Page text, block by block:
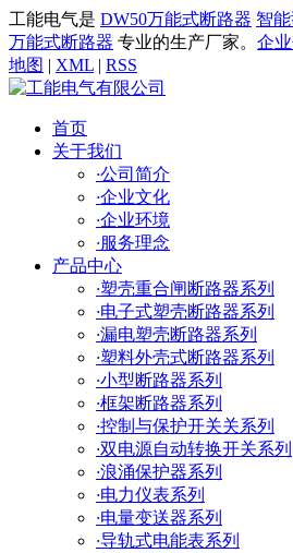
工能电气是 DW50万能式断路器 智
万能式断路器 专业的生产厂家。 企
地图 | XML | RSS
首页
关于我们
·公司简介
·企业文化
·企业环境
·服务理念
产品中心
·塑壳重合闸断路器系列
·电子式塑壳断路器系列
·漏电塑壳断路器系列
·塑料外壳式断路器系列
·小型断路器系列
·框架断路器系列
·控制与保护开关关系列
·双电源自动转换开关系列
·浪涌保护器系列
·电力仪表系列
·电量变送器系列
·导轨式电能表系列